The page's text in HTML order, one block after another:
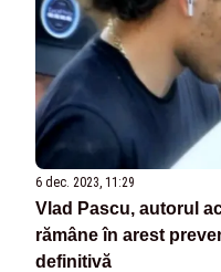
6 dec. 2023, 11:29
Vlad Pascu, autorul
rămâne în arest
definitivă